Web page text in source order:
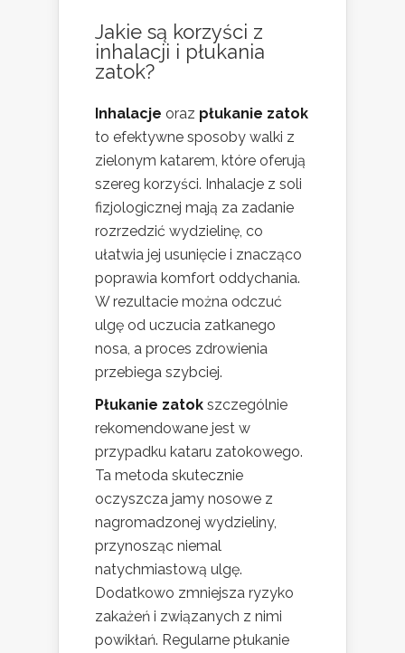
Jakie są korzyści z
inhalacji i płukania
zatok?
Inhalacje oraz płukanie zatok
to efektywne sposoby walki z
zielonym katarem, które oferują
szereg korzyści. Inhalacje z soli
fizjologicznej mają za zadanie
rozrzedzić wydzielinę, co
ułatwia jej usunięcie i znacząco
poprawia komfort oddychania.
W rezultacie można odczuć
ulgę od uczucia zatkanego
nosa, a proces zdrowienia
przebiega szybciej.
Płukanie zatok szczególnie
rekomendowane jest w
przypadku kataru zatokowego.
Ta metoda skutecznie
oczyszcza jamy nosowe z
nagromadzonej wydzieliny,
przynosząc niemal
natychmiastową ulgę.
Dodatkowo zmniejsza ryzyko
zakażeń i związanych z nimi
powikłań. Regularne płukanie